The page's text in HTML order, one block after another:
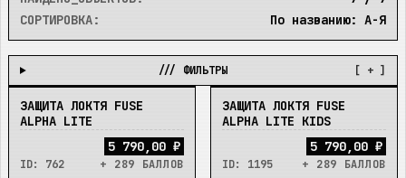
СОРТИРОВКА:
По названию: А-Я
/// ФИЛЬТРЫ [ + ]
В_НАЛИЧИИ
ЗАЩИТА ЛОКТЯ FUSE
ALPHA LITE
ID: 762
5 790,00 ₽
+ 289 БАЛЛОВ
В_НАЛИЧИИ
ЗАЩИТА ЛОКТЯ FUSE
ALPHA LITE KIDS
ID: 1195
5 790,00 ₽
+ 289 БАЛЛОВ